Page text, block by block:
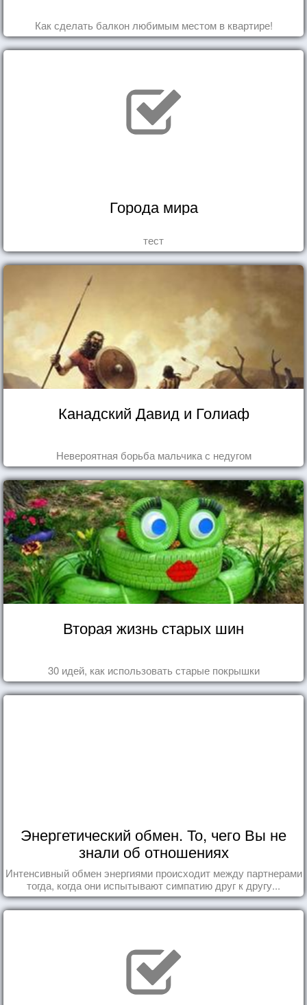
Как сделать балкон любимым местом в квартире!
Города мира
тест
Канадский Давид и Голиаф
Невероятная борьба мальчика с недугом
Вторая жизнь старых шин
30 идей, как использовать старые покрышки
Энергетический обмен. То, чего Вы не
знали об отношениях
Интенсивный обмен энергиями происходит между партнерами
тогда, когда они испытывают симпатию друг к другу...